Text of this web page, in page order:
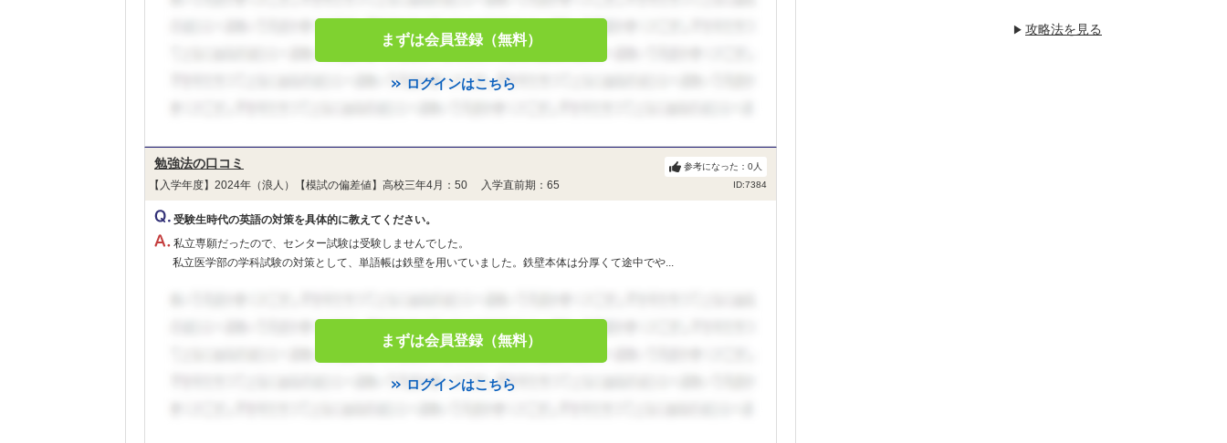
まずは会員登録（無料）
ログインはこちら
勉強法の口コミ
【入学年度】2024年（浪人）【模試の偏差値】高校三年4月：50 入学直前期：65 ID:7384
参考になった： 0人
受験生時代の英語の対策を具体的に教えてください。
私立専願だったので、センター試験は受験しませんでした。
私立医学部の学科試験の対策として、単語帳は鉄壁を用いていました。鉄壁本体は分厚くて途中でや...
まずは会員登録（無料）
ログインはこちら
攻略法を見る